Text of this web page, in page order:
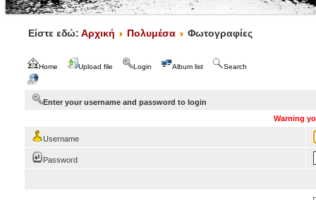
Είστε εδώ: Αρχική Πολυμέσα Φωτογραφίες
Home Upload file Login Album list Search
Enter your username and password to login
Warning
Username
Password